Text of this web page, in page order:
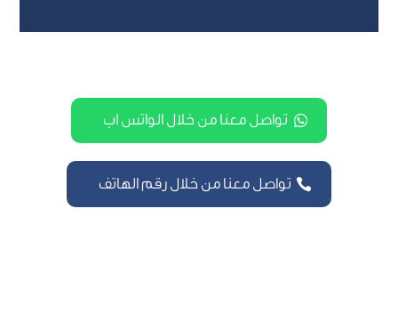
تواصل معنا من خلال الواتس اب
تواصل معنا من خلال رقم الهاتف